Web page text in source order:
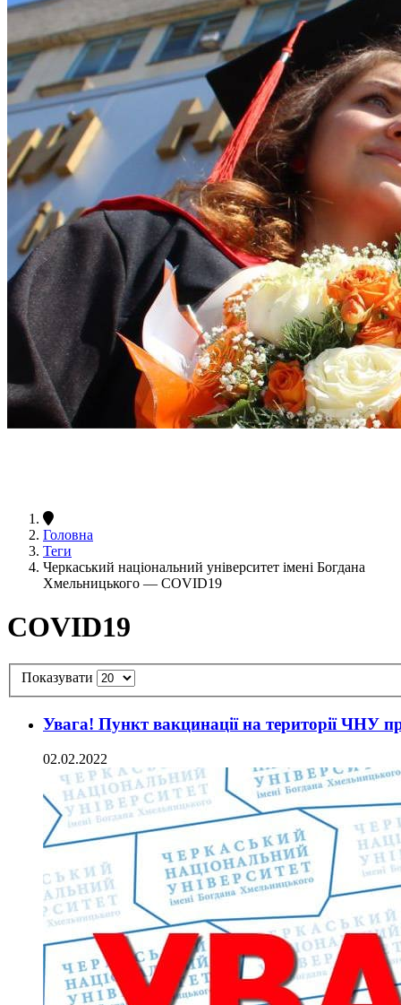
Головна
Теги
Черкаський національний університет імені Богдана
Хмельницького — COVID19
COVID19
Показувати
Увага! Пункт вакцинації на території ЧНУ
02.02.2022